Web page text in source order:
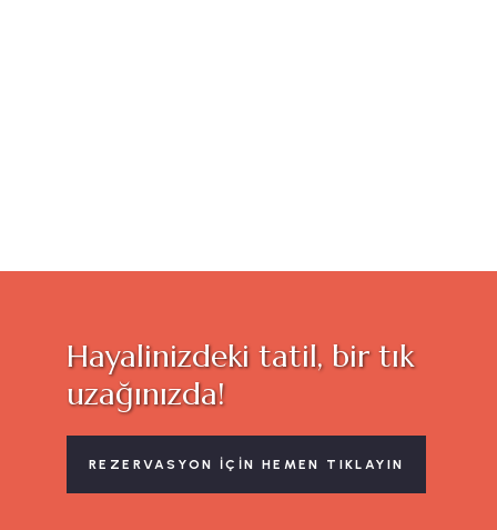
Hayalinizdeki tatil, bir tık
uzağınızda!
REZERVASYON IÇIN HEMEN TIKLAYIN